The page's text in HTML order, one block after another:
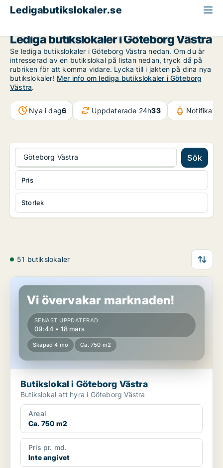
Ledigabutikslokaler.se
Lediga butikslokaler i Göteborg Västra
Se lediga butikslokaler i Göteborg Västra nedan. Om du är
intresserad av en butikslokal på listan nedan, tryck då på
rubriken för att komma vidare. Lycka till i jakten på dina nya
butikslokaler! Mer info om lediga butikslokaler i Göteborg
Västra.
Nya i dag6 Uppdaterade 24h33
Göteborg Västra Sök
Storlek
Pris
51 butikslokaler
Butikslokal i Göteborg Västra
Vi övervakar marknaden!
SENAST UPPDATERAD
09:44 • 18 mars
Skapad 4 mo Ca. 750 m2
Butikslokal i Göteborg Västra
Butikslokal att hyra i Göteborg Västra
Areal
Ca. 750 m2
Pris pr. md.
Inte angivet